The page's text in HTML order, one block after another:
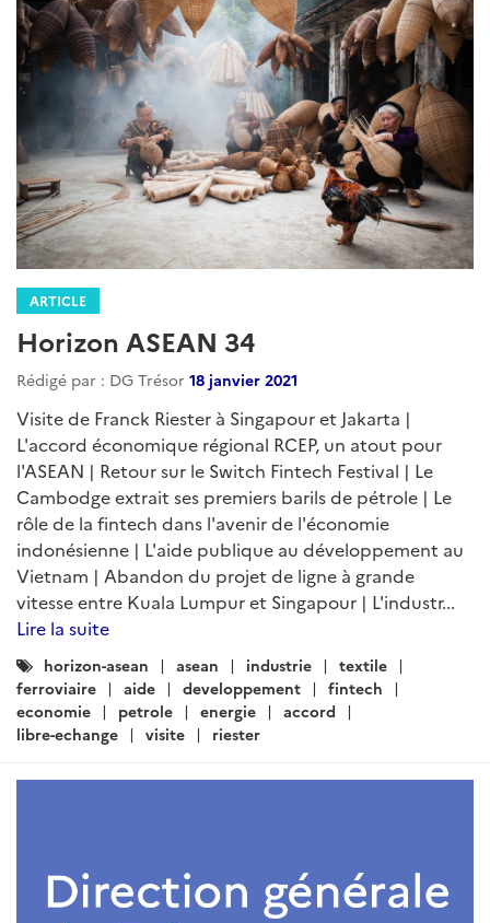
ARTICLE
Horizon ASEAN 34
Rédigé par : DG Trésor 18 janvier 2021
Visite de Franck Riester à Singapour et Jakarta |
L'accord économique régional RCEP, un atout pour
l'ASEAN | Retour sur le Switch Fintech Festival | Le
Cambodge extrait ses premiers barils de pétrole | Le
rôle de la fintech dans l'avenir de l'économie
indonésienne | L'aide publique au développement au
Vietnam | Abandon du projet de ligne à grande
vitesse entre Kuala Lumpur et Singapour | L'industr...
Lire la suite
Catégories
:
horizon-asean asean industrie
textile
ferroviaire
aide developpement
fintech
economie
petrole energie
accord
libre-echange
visite riester